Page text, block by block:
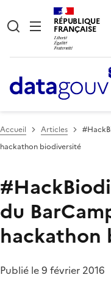
RÉPUBLIQUE
FRANÇAISE
Accueil Articles
hackathon biodiversité
du
hackathon
Publié le 9 février 2016